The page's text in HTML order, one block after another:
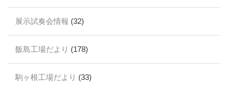
展示試奏会情報 (32)
飯島工場だより (178)
駒ヶ根工場だより (33)